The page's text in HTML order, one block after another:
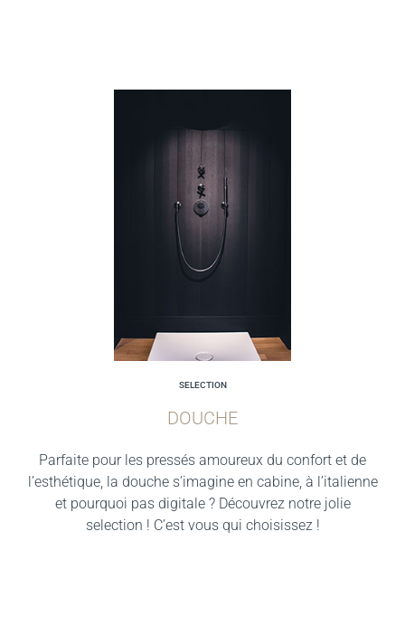
SELECTION
DOUCHE
Parfaite pour les pressés amoureux du confort et de
l’esthétique, la douche s’imagine en cabine, à l’italienne
et pourquoi pas digitale ? Découvrez notre jolie
selection ! C’est vous qui choisissez !